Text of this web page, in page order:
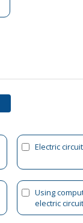
Electric
Using
electric